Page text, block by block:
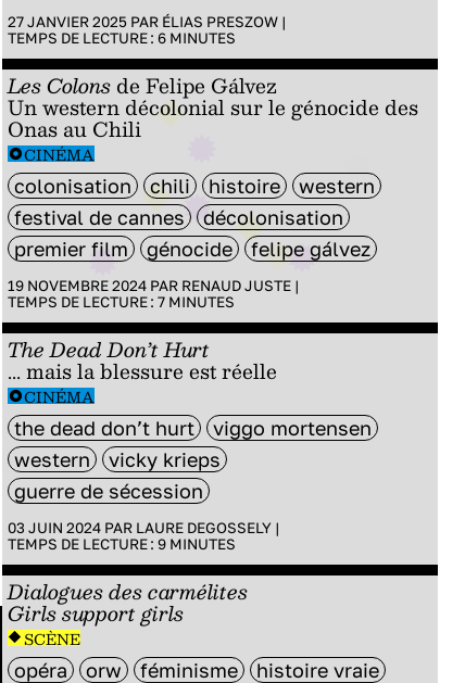
27 JANVIER 2025 PAR ÉLIAS PRESZOW|
TEMPS DE LECTURE : 6MINUTES
Les Colonsde Felipe Gálvez
Un western décolonial sur le génocide des
Onas au Chili
CINÉMA
colonisation chili histoire
western
festival de cannes
décolonisation
premier film
génocide felipe gálvez
19 NOVEMBRE 2024 PAR RENAUD JUSTE|
TEMPS DE LECTURE : 7MINUTES
The Dead Don’t Hurt
... mais la blessure est réelle
CINÉMA
the dead don’t hurt
viggo mortensen
western
vicky krieps
guerre de sécession
03 JUIN 2024 PAR LAURE DEGOSSELY|
TEMPS DE LECTURE : 9MINUTES
Dialogues des carmélites
Girls support girls
SCÈNE
opéra orw féminisme
histoire vraie